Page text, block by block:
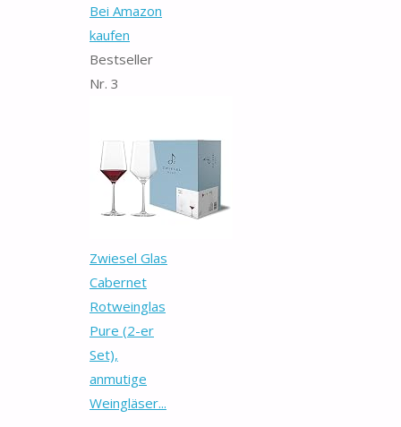
Bei Amazon
kaufen
Bestseller
Nr. 3
Zwiesel Glas
Cabernet
Rotweinglas
Pure (2-er
Set),
anmutige
Weingläser...